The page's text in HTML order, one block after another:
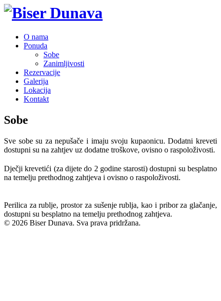
O nama
Ponuda
Sobe
Zanimljivosti
Rezervacije
Galerija
Lokacija
Kontakt
Sobe
Sve sobe su za nepušače i imaju svoju kupaonicu. Dodatni kreveti
dostupni su na zahtjev uz dodatne troškove, ovisno o raspoloživosti.
Dječji krevetići (za dijete do 2 godine starosti) dostupni su besplatno
na temelju prethodnog zahtjeva i ovisno o raspoloživosti.
Perilica za rublje, prostor za sušenje rublja, kao i pribor za glačanje,
dostupni su besplatno na temelju prethodnog zahtjeva.
© 2026 Biser Dunava. Sva prava pridržana.